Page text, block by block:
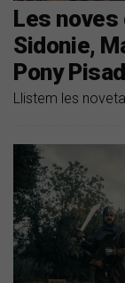
Les noves
Sidonie,
Pony
Llistem les